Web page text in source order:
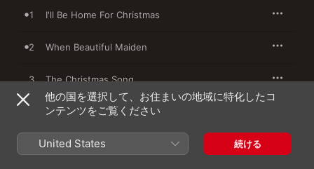
1 I'll Be Home For Christmas
2 When Beautiful Maiden
3 The Christmas Song
Santa Claus Is Coming To Town
The Little Drummer Boy
他の国を選択して、お住まいの地域に特化したコ
ンテンツをご覧ください
United States 続ける